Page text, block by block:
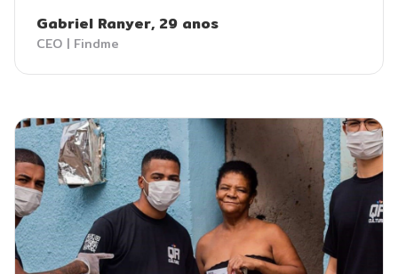
Gabriel Ranyer, 29 anos
CEO | Findme